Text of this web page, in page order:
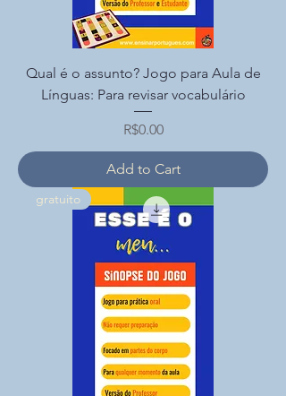
Qual é o assunto? Jogo para Aula de
Línguas: Para revisar vocabulário
Price
R$0.00
Add to Cart
gratuito